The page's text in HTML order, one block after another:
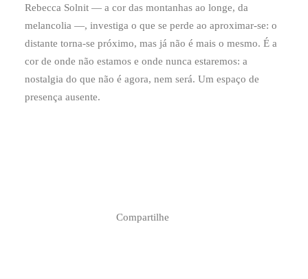
Rebecca Solnit — a cor das montanhas ao longe, da
melancolia —, investiga o que se perde ao aproximar-se: o
distante torna-se próximo, mas já não é mais o mesmo. É a
cor de onde não estamos e onde nunca estaremos: a
nostalgia do que não é agora, nem será. Um espaço de
presença ausente.
Compartilhe